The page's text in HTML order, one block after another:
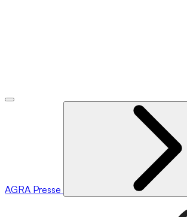
AGRA Presse